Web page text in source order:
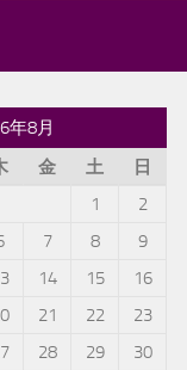
年8月
金 土
日
1
2
7 8
9
14 15
16
21 22
23
28 29
30